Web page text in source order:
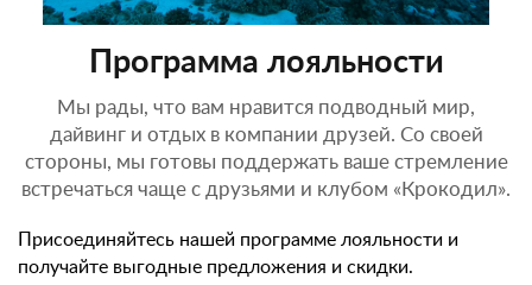
Программа лояльности
Мы рады, что вам нравится подводный мир,
дайвинг и отдых в компании друзей. Со своей
стороны, мы готовы поддержать ваше стремление
встречаться чаще с друзьями и клубом «Крокодил».
Присоединяйтесь нашей программе лояльности и
получайте выгодные предложения и скидки.